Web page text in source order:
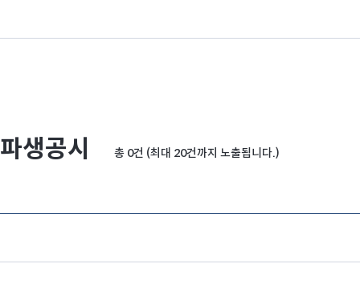
파생공시 총 0건 (최대 20건까지 노출됩니다.)